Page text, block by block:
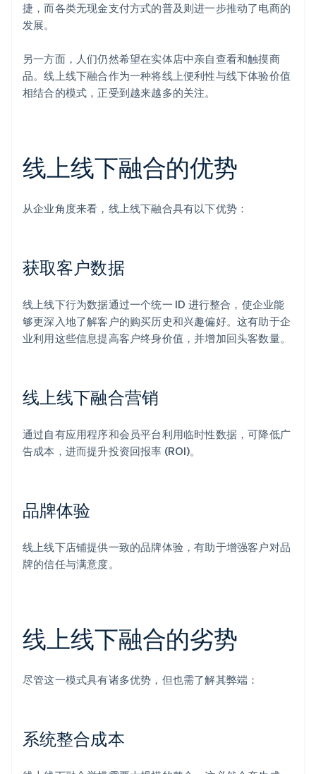
捷，而各类无现金支付方式的普及则进一步推动了电商的
发展。
另一方面，人们仍然希望在实体店中亲自查看和触摸商
品。线上线下融合作为一种将线上便利性与线下体验价值
相结合的模式，正受到越来越多的关注。
线上线下融合的优势
从企业角度来看，线上线下融合具有以下优势：
获取客户数据
线上线下行为数据通过一个统一 ID 进行整合，使企业能
够更深入地了解客户的购买历史和兴趣偏好。这有助于企
业利用这些信息提高客户终身价值，并增加回头客数量。
线上线下融合营销
通过自有应用程序和会员平台利用临时性数据，可降低广
告成本，进而提升投资回报率 (ROI)。
品牌体验
线上线下店铺提供一致的品牌体验，有助于增强客户对品
牌的信任与满意度。
线上线下融合的劣势
尽管这一模式具有诸多优势，但也需了解其弊端：
系统整合成本